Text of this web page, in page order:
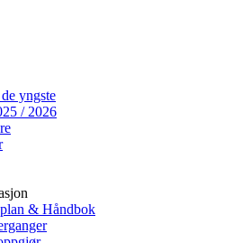
yngste
/ 2026
& Håndbok